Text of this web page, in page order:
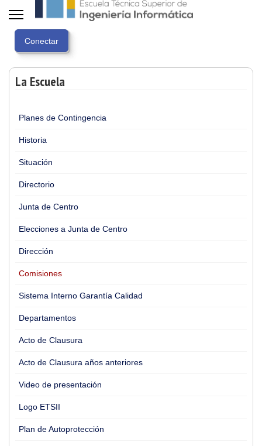
La Escuela
Planes de Contingencia
Historia
Situación
Directorio
Junta de Centro
Elecciones a Junta de Centro
Dirección
Comisiones
Sistema Interno Garantía Calidad
Departamentos
Acto de Clausura
Acto de Clausura años anteriores
Video de presentación
Logo ETSII
Plan de Autoprotección